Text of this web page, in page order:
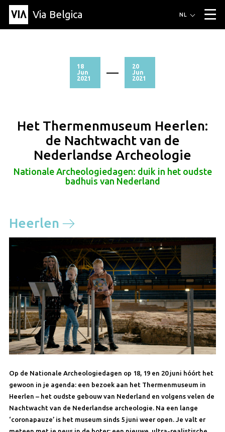
Via Belgica ▼
Contact
Pers
Gemeentes
NL
18
Jun
2021
20
Jun
2021
Het Thermenmuseum Heerlen:
de Nachtwacht van de
Nederlandse Archeologie
Nationale Archeologiedagen: duik in het oudste
badhuis van Nederland
Heerlen
Op de Nationale Archeologiedagen op 18, 19 en 20 juni hóórt het
gewoon in je agenda: een bezoek aan het Thermenmuseum in
Heerlen – het oudste gebouw van Nederland en volgens velen de
Nachtwacht van de Nederlandse archeologie. Na een lange
‘coronapauze’ is het museum sinds 5 juni weer open. Je valt er